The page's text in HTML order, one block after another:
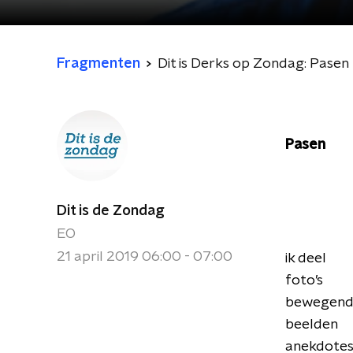
Fragmenten Dit is Derks op Zondag: Pasen
Dit is de Zondag
EO
21 april 2019 06:00 - 07:00
Pasen
ik deel
foto’s
beelden
anekdotes